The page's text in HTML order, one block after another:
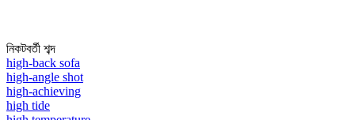
নিকটবর্তী শব্দ
high-back sofa
high-angle shot
high-achieving
high tide